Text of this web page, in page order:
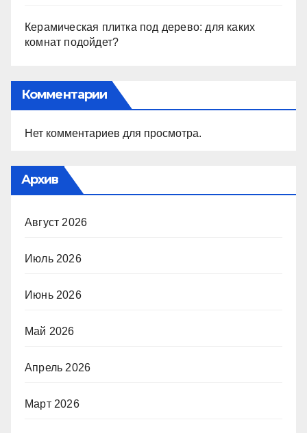
Керамическая плитка под дерево: для каких
комнат подойдет?
Комментарии
Нет комментариев для просмотра.
Архив
Август 2026
Июль 2026
Июнь 2026
Май 2026
Апрель 2026
Март 2026